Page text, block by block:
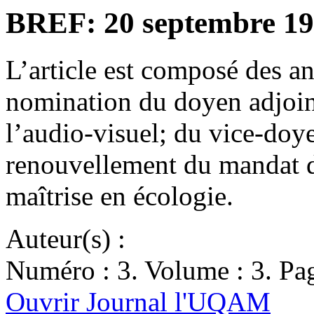
BREF: 20 septembre
L’article est composé des
nomination du doyen
l’audio-visuel; du vice-
renouvellement du mandat
maîtrise en écologie.
Auteur(s) :
Numéro : 3. Volume : 3.
Ouvrir Journal l'UQAM